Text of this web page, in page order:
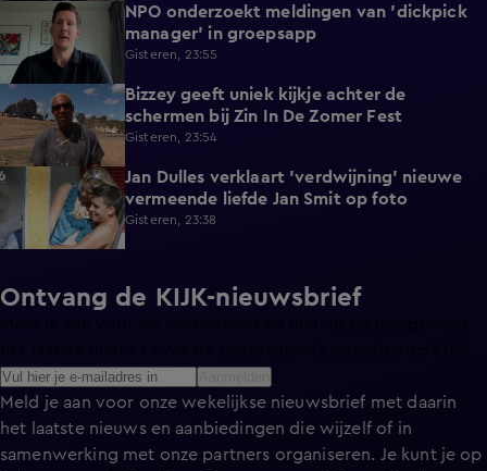
NPO onderzoekt meldingen van 'dickpick
manager' in groepsapp
Gisteren, 23:55
1:32
Bizzey geeft uniek kijkje achter de
schermen bij Zin In De Zomer Fest
Gisteren, 23:54
4:14
Jan Dulles verklaart 'verdwijning' nieuwe
vermeende liefde Jan Smit op foto
Gisteren, 23:38
Ontvang de KIJK-nieuwsbrief
Meld je aan voor onze wekelijkse nieuwsbrief met daarin
het laatste nieuws en aanbiedingen die wijzelf of in
samenwerking met onze partners organiseren. Je kunt je op